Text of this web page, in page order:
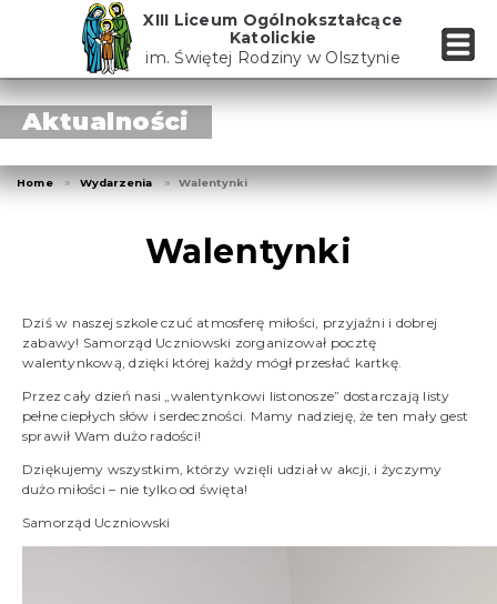
XIII Liceum Ogólnokształcące
Katolickie
im. Świętej Rodziny w Olsztynie
Aktualności
Home Wydarzenia Walentynki
Walentynki
Dziś w naszej szkole czuć atmosferę miłości, przyjaźni i dobrej
zabawy! Samorząd Uczniowski zorganizował pocztę
walentynkową, dzięki której każdy mógł przesłać kartkę.
Przez cały dzień nasi „walentynkowi listonosze” dostarczają listy
pełne ciepłych słów i serdeczności. Mamy nadzieję, że ten mały gest
sprawił Wam dużo radości!
Dziękujemy wszystkim, którzy wzięli udział w akcji, i życzymy
dużo miłości – nie tylko od święta!
Samorząd Uczniowski